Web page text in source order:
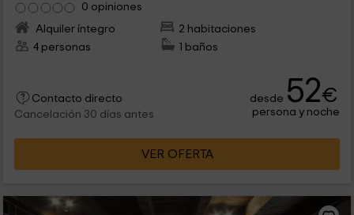
0 opiniones
Alquiler íntegro
2 habitaciones
4 personas
1 baños
Contacto directo
Cancelación 30 días antes
desde 52€
persona y noche
VER OFERTA